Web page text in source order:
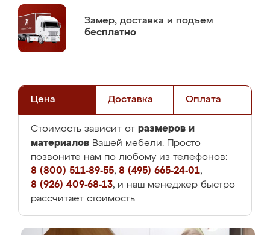
Замер, доставка и подъем
бесплатно
Цена Доставка Оплата
Стоимость зависит от размеров и
материалов Вашей мебели. Просто
позвоните нам по любому из телефонов:
8 (800) 511-89-55, 8 (495) 665-24-01,
8 (926) 409-68-13, и наш менеджер быстро
рассчитает стоимость.